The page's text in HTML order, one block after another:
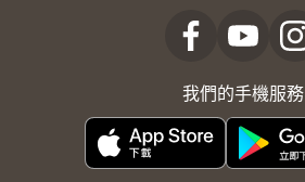
我們的手機服務